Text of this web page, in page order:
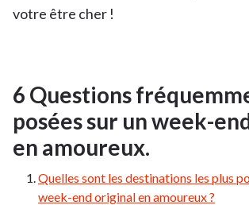
votre être cher !
6 Questions
posées sur un week-
en amoureux.
Quelles sont les destinations les plus
week-end original en amoureux ?